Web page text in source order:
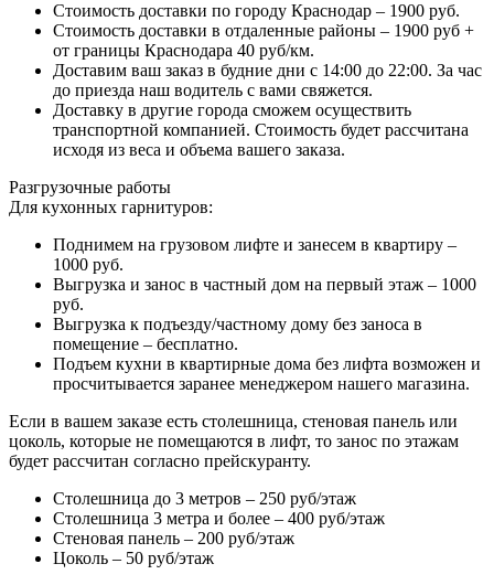
Стоимость доставки по городу Краснодар – 1900 руб.
Стоимость доставки в отдаленные районы – 1900 руб +
от границы Краснодара 40 руб/км.
Доставим ваш заказ в будние дни с 14:00 до 22:00. За час
до приезда наш водитель с вами свяжется.
Доставку в другие города сможем осуществить
транспортной компанией. Стоимость будет рассчитана
исходя из веса и объема вашего заказа.
Разгрузочные работы
Для кухонных гарнитуров:
Поднимем на грузовом лифте и занесем в квартиру –
1000 руб.
Выгрузка и занос в частный дом на первый этаж – 1000
руб.
Выгрузка к подъезду/частному дому без заноса в
помещение – бесплатно.
Подъем кухни в квартирные дома без лифта возможен и
просчитывается заранее менеджером нашего магазина.
Если в вашем заказе есть столешница, стеновая панель или
цоколь, которые не помещаются в лифт, то занос по этажам
будет рассчитан согласно прейскуранту.
Столешница до 3 метров – 250 руб/этаж
Столешница 3 метра и более – 400 руб/этаж
Стеновая панель – 200 руб/этаж
Цоколь – 50 руб/этаж